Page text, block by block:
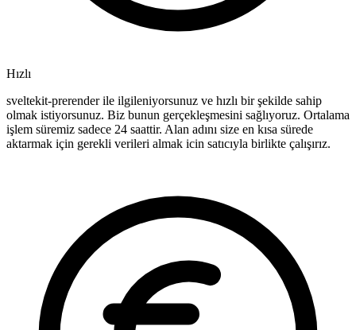
Hızlı
sveltekit-prerender ile ilgileniyorsunuz ve hızlı bir şekilde sahip
olmak istiyorsunuz. Biz bunun gerçekleşmesini sağlıyoruz. Ortalama
işlem süremiz sadece 24 saattir. Alan adını size en kısa sürede
aktarmak için gerekli verileri almak icin satıcıyla birlikte çalışırız.